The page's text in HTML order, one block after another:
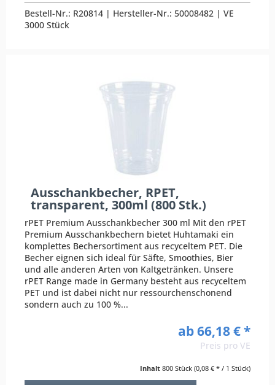
Bestell-Nr.: R20814 | Hersteller-Nr.: 50008482 | VE
3000 Stück
Ausschankbecher, RPET,
transparent, 300ml (800 Stk.)
rPET Premium Ausschankbecher 300 ml Mit den rPET
Premium Ausschankbechern bietet Huhtamaki ein
komplettes Bechersortiment aus recyceltem PET. Die
Becher eignen sich ideal für Säfte, Smoothies, Bier
und alle anderen Arten von Kaltgetränken. Unsere
rPET Range made in Germany besteht aus recyceltem
PET und ist dabei nicht nur ressourchenschonend
sondern auch zu 100 %...
ab 66,18 € *
Preis pro VE
Inhalt 800 Stück (0,08 € * / 1 Stück)